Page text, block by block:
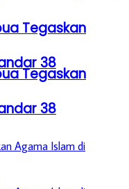
Tegaskan
38
Tegaskan
38